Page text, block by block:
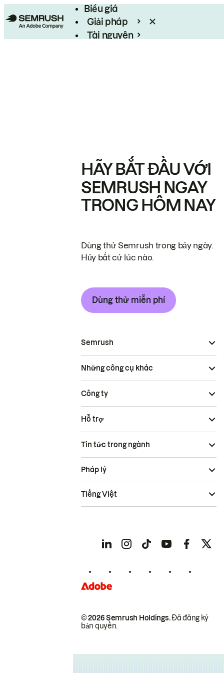
Biểu giá
Giải pháp
Tài nguyên
HÃY BẮT ĐẦU VỚI
SEMRUSH NGAY
TRONG HÔM NAY
Dùng thử Semrush trong bảy ngày.
Hủy bất cứ lúc nào.
Dùng thử miễn phí
Semrush
Những công cụ khác
Công ty
Hỗ trợ
Tin tức trong ngành
© 2026 Semrush Holdings.Đã đăng ký
bản quyền.
Pháp lý
Tiếng Việt